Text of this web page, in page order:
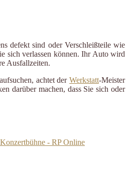
defekt sind oder Verschleißteile wie
sich verlassen können. Ihr Auto wird
Ausfallzeiten.
achtet derWerkstatt-Meister
darüber machen, dass Sie sich oder
- RP Online